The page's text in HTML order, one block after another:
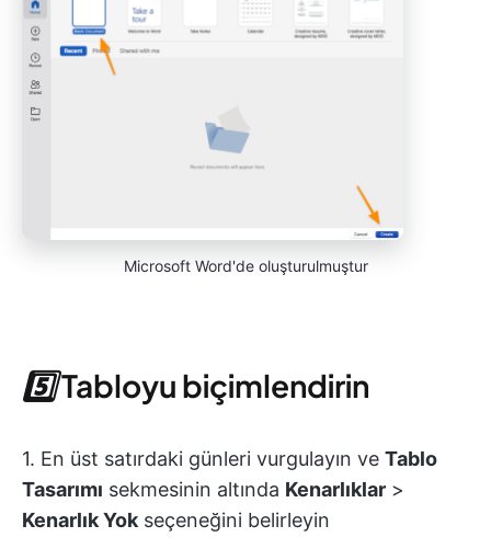
Microsoft Word'de oluşturulmuştur
5️⃣Tabloyu biçimlendirin
1. En üst satırdaki günleri vurgulayın ve Tablo
Tasarımı sekmesinin altında Kenarlıklar >
Kenarlık Yok seçeneğini belirleyin